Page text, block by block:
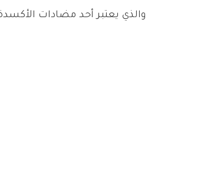
والذي يعتبر أحد مضادات